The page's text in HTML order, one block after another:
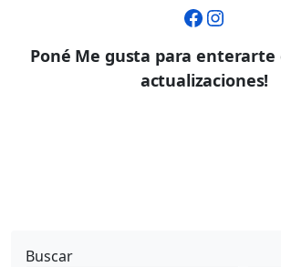
Facebook Instagram
Poné Me gusta para enterarte
actualizaciones!
Buscar